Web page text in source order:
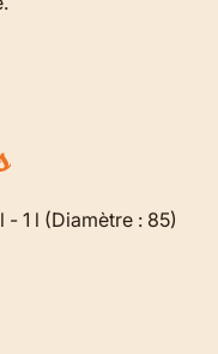
1 l (Diamètre : 85)